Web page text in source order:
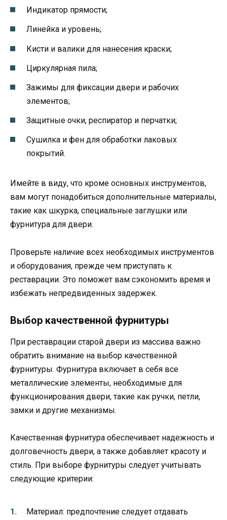
Индикатор прямости;
Линейка и уровень;
Кисти и валики для нанесения краски;
Циркулярная пила;
Зажимы для фиксации двери и рабочих
элементов;
Защитные очки, респиратор и перчатки;
Сушилка и фен для обработки лаковых
покрытий.
Имейте в виду, что кроме основных инструментов,
вам могут понадобиться дополнительные материалы,
такие как шкурка, специальные заглушки или
фурнитура для двери.
Проверьте наличие всех необходимых инструментов
и оборудования, прежде чем приступать к
реставрации. Это поможет вам сэкономить время и
избежать непредвиденных задержек.
Выбор качественной фурнитуры
При реставрации старой двери из массива важно
обратить внимание на выбор качественной
фурнитуры. Фурнитура включает в себя все
металлические элементы, необходимые для
функционирования двери, такие как ручки, петли,
замки и другие механизмы.
Качественная фурнитура обеспечивает надежность и
долговечность двери, а также добавляет красоту и
стиль. При выборе фурнитуры следует учитывать
следующие критерии:
Материал: предпочтение следует отдавать